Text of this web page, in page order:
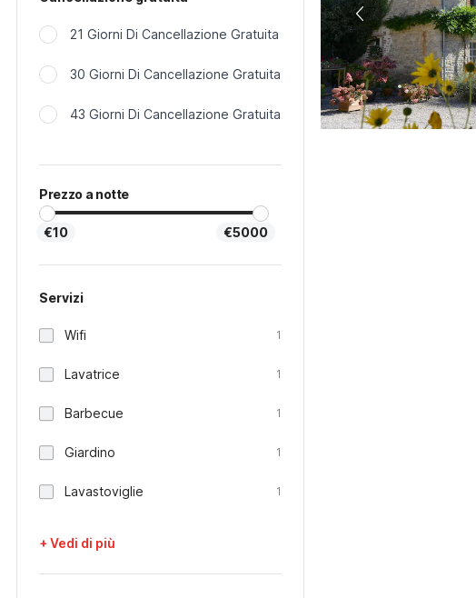
21 Giorni Di Cancellazione Gratuita
30 Giorni Di Cancellazione Gratuita
43 Giorni Di Cancellazione Gratuita
Prezzo a notte
€10 €5000
Servizi
Wifi 1
Lavatrice 1
Barbecue 1
Giardino 1
Lavastoviglie 1
+ Vedi di più